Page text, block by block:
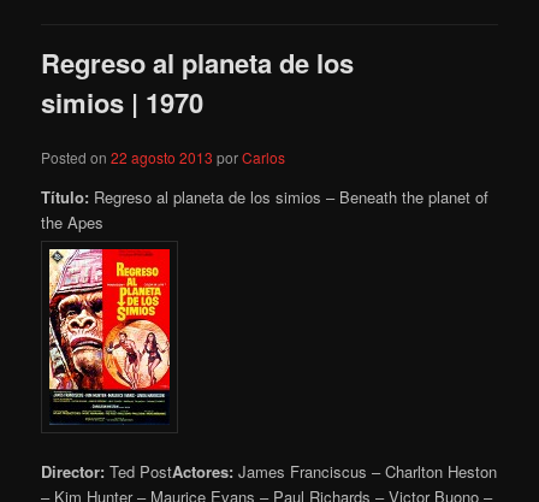
Regreso al planeta de los
simios | 1970
Posted on22 agosto 2013 porCarlos
Título: Regreso al planeta de los simios – Beneath the planet of
the Apes
Director: Ted PostActores: James Franciscus – Charlton Heston
– Kim Hunter – Maurice Evans – Paul Richards – Victor Buono –